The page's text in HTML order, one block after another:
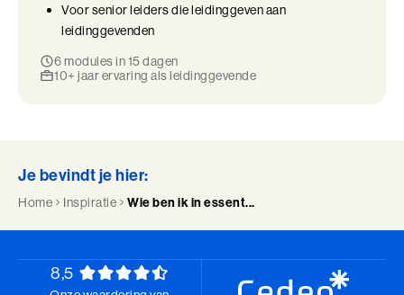
Voor senior leiders die leidinggeven aan
leidinggevenden
6 modules in 15 dagen
10+ jaar ervaring als leidinggevende
Je bevindt je hier:
Home Inspiratie Wie ben ik in essent...
8,5